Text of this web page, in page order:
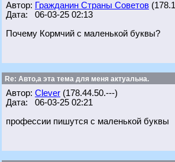
Автор: Гражданин Страны Советов
Дата: 06-03-25 02:13
Почему Кормчий с маленькой буквы?
Re: Авто,а эта тема для меня актуальна.
Автор: Clever (178.44.50.---)
Дата: 06-03-25 02:21
профессии пишутся с маленькой буквы